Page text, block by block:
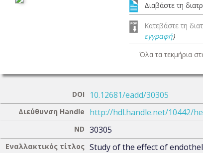
Διαβάστε τη
Κατεβάστε τη
εγγραφή)
Όλα τα τεκμήρια
DOI 10.12681/eadd/30305
Διεύθυνση Handle http://hdl.handle.net/10442/
ND 30305
Εναλλακτικός τίτλος Study of the effect of